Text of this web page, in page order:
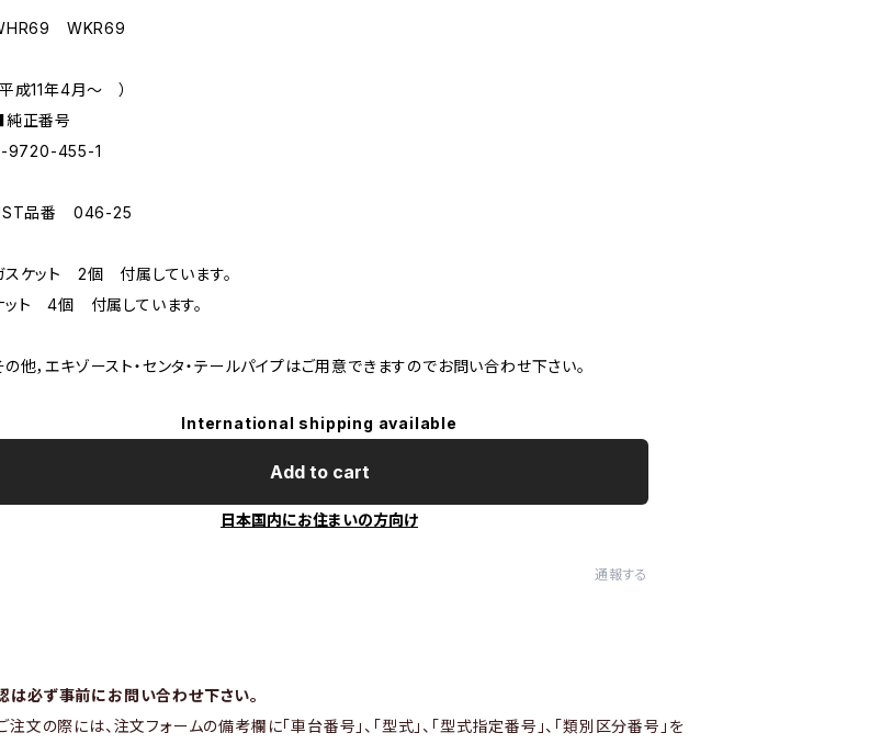
WKR69
平成11年4月〜 ）
正番号
9720-455-1
品番 046-25
スケット 2個 付属しています。
ット 4個 付属しています。
の他，エキゾースト・センタ・テールパイプはご用意できますのでお問い合わせ下さい。
International shipping available
Add to cart
日本国内にお住まいの方向け
通報する
は必ず事前にお問い合わせ下さい。
ご注文の際には、注文フォームの備考欄に「車台番号」、「型式」、「型式指定番号」、「類別区分番号」を